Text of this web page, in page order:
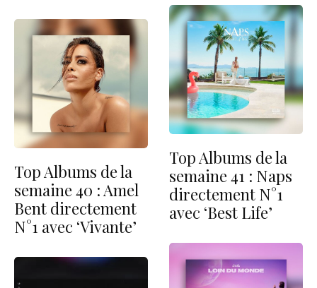
Top Albums de la
semaine 40 : Amel
Bent directement
N°1 avec ‘Vivante’
Top Albums de la
semaine 41 : Naps
directement N°1
avec ‘Best Life’